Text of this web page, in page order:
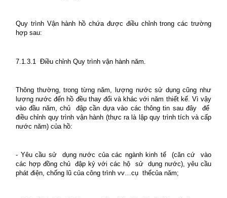
Quy trình Vận hành hồ chứa được điều chỉnh trong các trường
hợp sau:
7.1.3.1 Điều chỉnh Quy trình vận hành năm.
Thông thường, trong từng năm, lượng nước sử dụng cũng như
lượng nước đến hồ đều thay đổi và khác với năm thiết kế. Vì vậy
vào đầu năm, chủ
đập cần dựa vào các thông tin sau đây
để
điều chỉnh quy trình vận hành (thực ra là lập quy trình tích và cấp
nước năm) của hồ:
- Yêu cầu sử dụng nước của các ngành kinh tế (căn cứ
vào
các hợp đồng chủ
đập ký với các hộ sử
dụng nước), yêu cầu
phát điện, chống lũ của công trình vv…cụ thểcủa năm;